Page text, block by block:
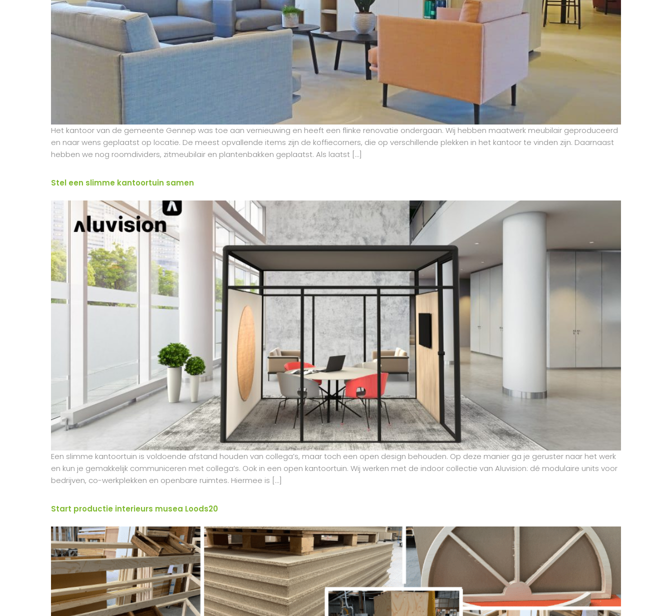
Het kantoor van de gemeente Gennep was toe aan vernieuwing en heeft een flinke renovatie ondergaan. Wij hebben maatwerk meubilair geproduceerd
en naar wens geplaatst op locatie. De meest opvallende items zijn de koffiecorners, die op verschillende plekken in het kantoor te vinden zijn. Daarnaast
hebben we nog roomdividers, zitmeubilair en plantenbakken geplaatst. Als laatst […]
Stel een slimme kantoortuin samen
Een slimme kantoortuin is voldoende afstand houden van collega’s, maar toch een open design behouden. Op deze manier ga je geruster naar het werk
en kun je gemakkelijk communiceren met collega’s. Ook in een open kantoortuin. Wij werken met de indoor collectie van Aluvision: dé modulaire units voor
bedrijven, co-werkplekken en openbare ruimtes. Hiermee is […]
Start productie interieurs musea Loods20